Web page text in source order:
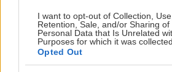
I want to opt-out of Collection, Use,
Retention, Sale, and/or Sharing of
Personal Data that Is Unrelated
Purposes for which it was collected.
Opted Out
Δείτε ακόμη